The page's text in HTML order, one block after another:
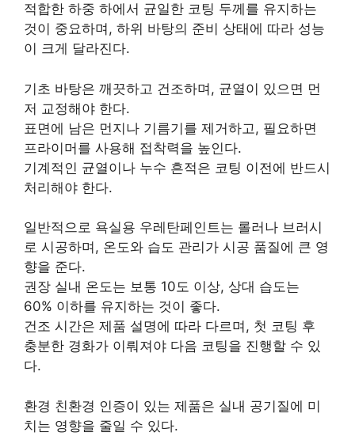
적합한 하중 하에서 균일한 코팅 두께를 유지하는
것이 중요하며, 하위 바탕의 준비 상태에 따라 성능
이 크게 달라진다.
기초 바탕은 깨끗하고 건조하며, 균열이 있으면 먼
저 교정해야 한다.
표면에 남은 먼지나 기름기를 제거하고, 필요하면
프라이머를 사용해 접착력을 높인다.
기계적인 균열이나 누수 흔적은 코팅 이전에 반드시
처리해야 한다.
일반적으로 욕실용 우레탄페인트는 롤러나 브러시
로 시공하며, 온도와 습도 관리가 시공 품질에 큰 영
향을 준다.
권장 실내 온도는 보통 10도 이상, 상대 습도는
60% 이하를 유지하는 것이 좋다.
건조 시간은 제품 설명에 따라 다르며, 첫 코팅 후
충분한 경화가 이뤄져야 다음 코팅을 진행할 수 있
다.
환경 친환경 인증이 있는 제품은 실내 공기질에 미
치는 영향을 줄일 수 있다.